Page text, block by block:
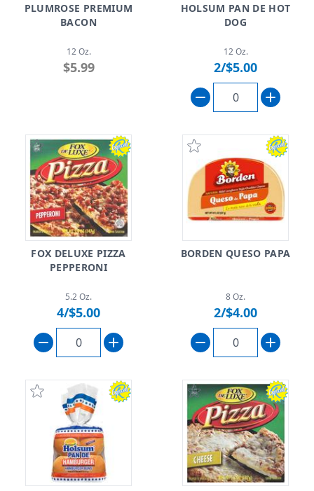
PLUMROSE PREMIUM
BACON
12 Oz.
$5.99
HOLSUM PAN DE HOT
DOG
12 Oz.
2/$5.00
FOX DELUXE PIZZA
PEPPERONI
5.2 Oz.
4/$5.00
BORDEN QUESO PAPA
8 Oz.
2/$4.00